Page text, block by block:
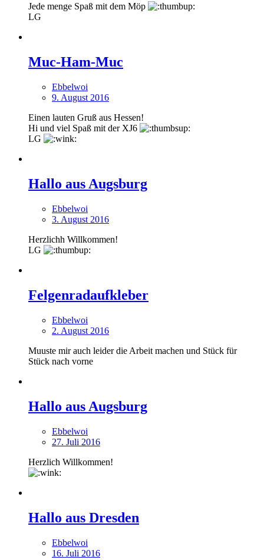
Jede menge Spaß mit dem Möp
LG
Muc-Ham-Muc
Ebbelwoi
9. August 2016
Einen lauten Gruß aus Hessen!
Hi und viel Spaß mit der XJ6
LG
Hallo aus Augsburg
Ebbelwoi
3. August 2016
Herzlichh Willkommen!
LG
Felgenradaufkleber
Ebbelwoi
2. August 2016
Muuste mir auch leider die Arbeit machen und Stück für
Stück nach vorne
Hallo aus Augsburg
Ebbelwoi
27. Juli 2016
Herzlich Willkommen!
Hallo aus Dresden
Ebbelwoi
16. Juli 2016